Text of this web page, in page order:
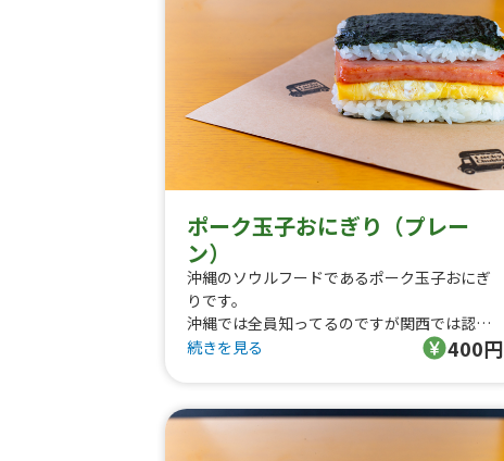
ポーク玉子おにぎり（プレー
ン）
沖縄のソウルフードであるポーク玉子おにぎ
りです。
沖縄では全員知ってるのですが関西では認知
度が低いので是非みなさんに食べていただき
続きを見る 400円